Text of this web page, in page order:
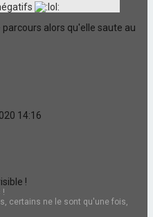
alors qu'elle saute au
14:16
!
!
certains ne le sont qu'une fois,